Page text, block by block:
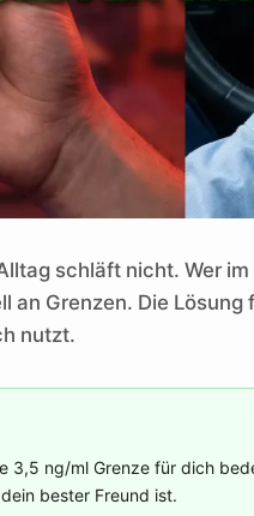
schläft nicht. Wer
an Grenzen. Die
nutzt.
3,5 ng/ml Grenze für dich
bester Freund ist.